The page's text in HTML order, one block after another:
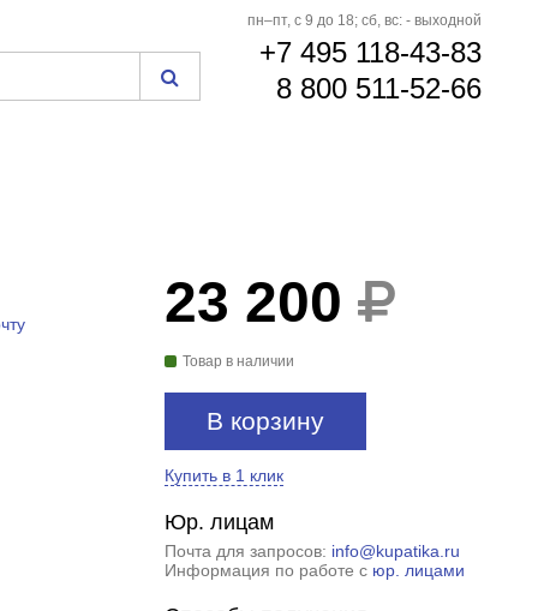
пн–пт, с 9 до 18; сб, вс: - выходной
+7 495 118-43-83
8 800 511-52-66
23 200
Товар в наличии
В корзину
Купить в 1 клик
Юр. лицам
Почта для запросов: info@kupatika.ru
Информация по работе с юр. лицами